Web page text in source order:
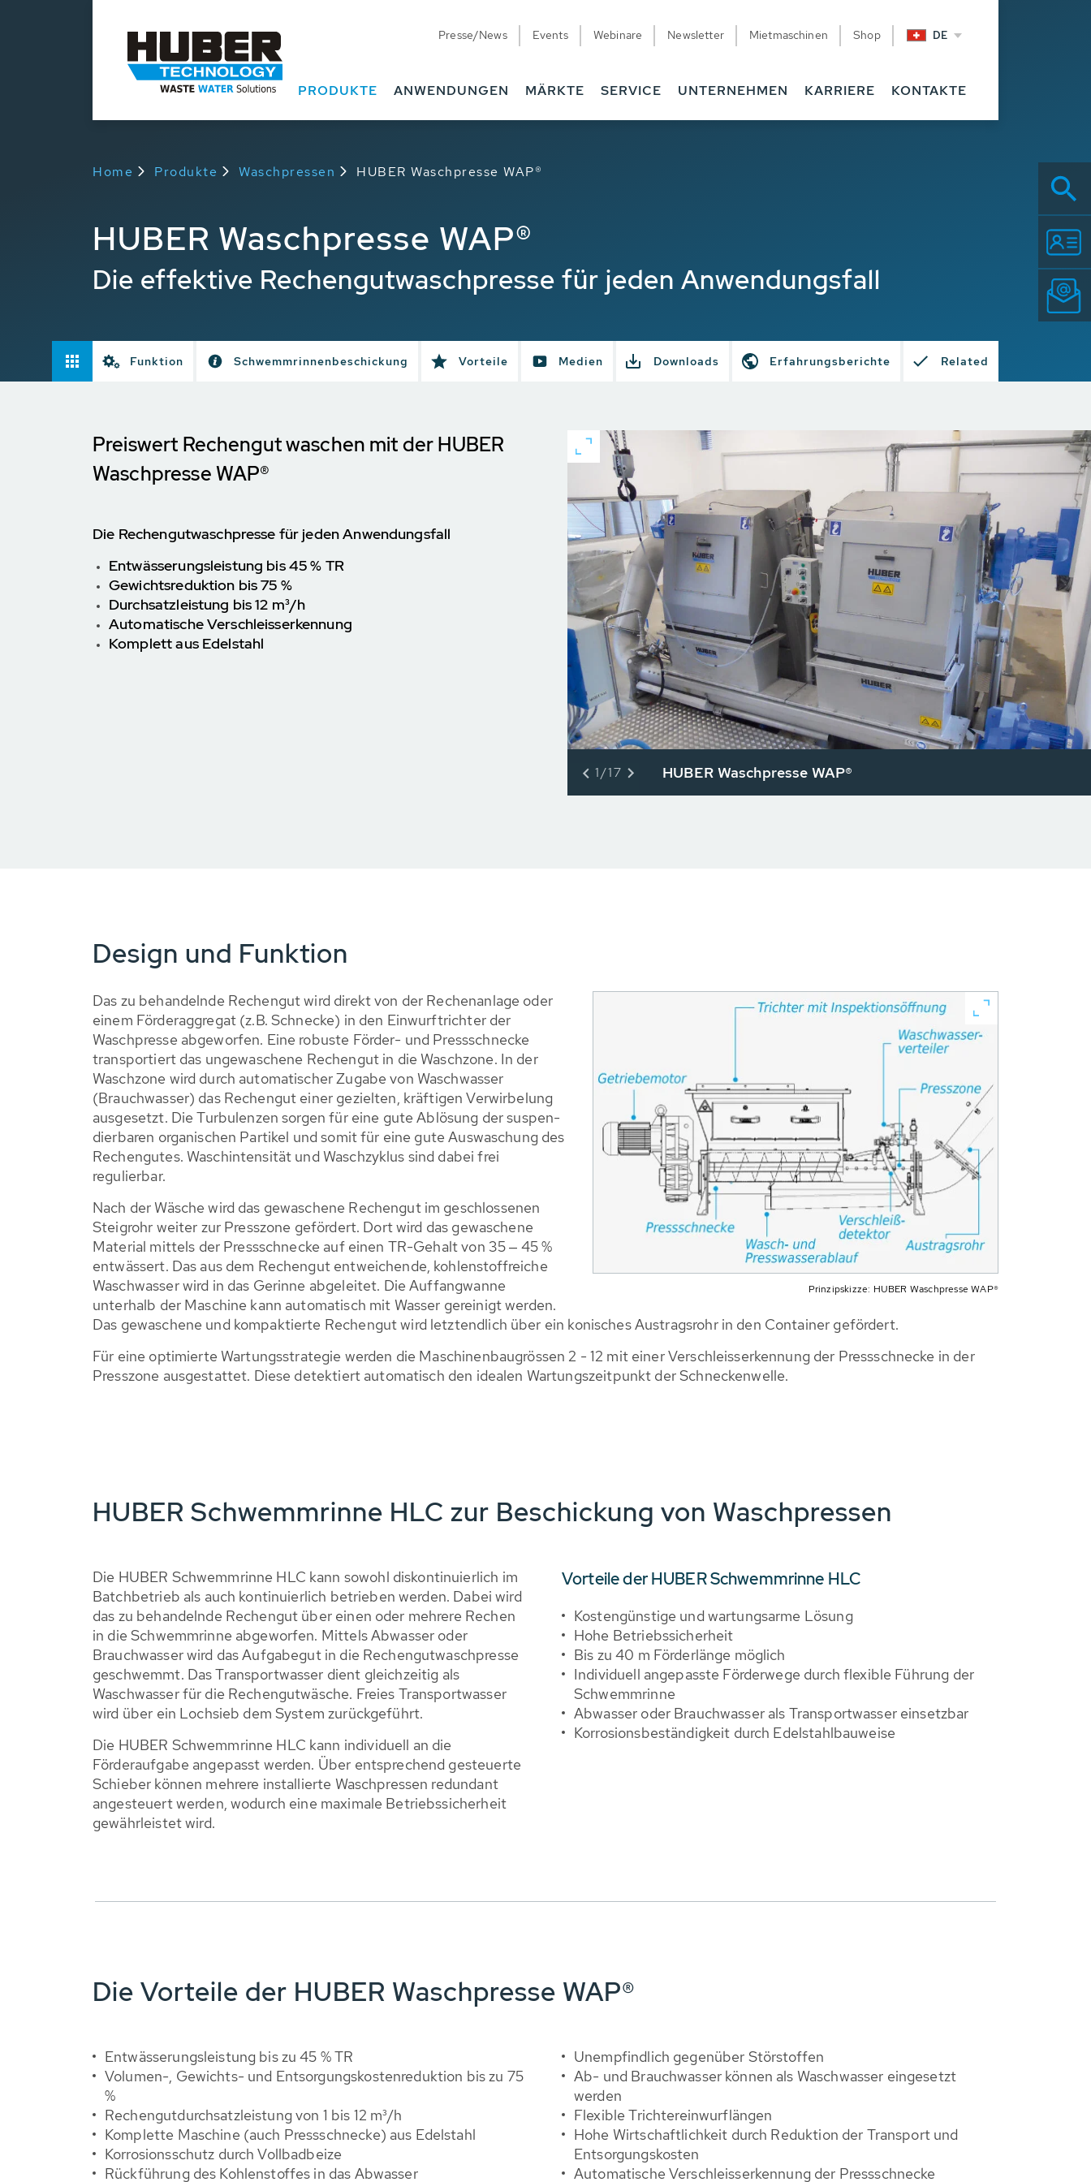
Presse/News Events Webinare Newsletter Mietmaschinen Shop DE
PRODUKTE ANWENDUNGEN MÄRKTE SERVICE UNTERNEHMEN KARRIERE KONTAKTE
Home Produkte Waschpressen HUBER Waschpresse WAP®
HUBER Waschpresse WAP®
Die effektive Rechengutwaschpresse für jeden Anwendungsfall
Funktion Schwemmrinnenbeschickung Vorteile Medien Downloads Erfahrungsberichte Related
Preiswert Rechengut waschen mit der HUBER
Waschpresse WAP®
Die Rechengutwaschpresse für jeden Anwendungsfall
Entwässerungsleistung bis 45 % TR
Gewichtsreduktion bis 75 %
Durchsatzleistung bis 12 m³/h
Automatische Verschleisserkennung
Komplett aus Edelstahl
HUBER Waschpresse WAP®
1/17
Design und Funktion
Prinzipskizze: HUBER Waschpresse WAP®
Das zu behandelnde Rechengut wird direkt von der Rechenanlage oder
einem Förderaggregat (z.B. Schnecke) in den Einwurftrichter der
Waschpresse abgeworfen. Eine robuste Förder- und Pressschnecke
transportiert das ungewaschene Rechengut in die Waschzone. In der
Waschzone wird durch automatischer Zugabe von Waschwasser
(Brauchwasser) das Rechengut einer gezielten, kräftigen Verwirbelung
ausgesetzt. Die Turbulenzen sorgen für eine gute Ablösung der suspen­
dierbaren organischen Partikel und somit für eine gute Auswaschung des
Rechengutes. Waschintensität und Waschzyklus sind dabei frei
regulierbar.
Nach der Wäsche wird das gewaschene Rechengut im geschlossenen
Steigrohr weiter zur Presszone gefördert. Dort wird das gewaschene
Material mittels der Pressschnecke auf einen TR-Gehalt von 35 ‒ 45 %
entwässert. Das aus dem Rechengut entweichende, kohlenstoffreiche
Waschwasser wird in das Gerinne abgeleitet. Die Auffangwanne
unterhalb der Maschine kann automatisch mit Wasser gereinigt werden.
Das gewaschene und kompaktierte Rechengut wird letztendlich über ein konisches Austragsrohr in den Container gefördert.
Für eine optimierte Wartungsstrategie werden die Maschinenbaugrössen 2 - 12 mit einer Verschleisserkennung der Pressschnecke in der
Presszone ausgestattet. Diese detektiert automatisch den idealen Wartungszeitpunkt der Schneckenwelle.
HUBER Schwemmrinne HLC zur Beschickung von Waschpressen
Die HUBER Schwemmrinne HLC kann sowohl diskontinuierlich im
Batchbetrieb als auch kontinuierlich betrieben werden. Dabei wird
das zu behandelnde Rechengut über einen oder mehrere Rechen
in die Schwemmrinne abgeworfen. Mittels Abwasser oder
Brauchwasser wird das Aufgabegut in die Rechengutwaschpresse
geschwemmt. Das Transportwasser dient gleichzeitig als
Waschwasser für die Rechengutwäsche. Freies Transportwasser
wird über ein Lochsieb dem System zurückgeführt.
Die HUBER Schwemmrinne HLC kann individuell an die
Förderaufgabe angepasst werden. Über entsprechend gesteuerte
Schieber können mehrere installierte Waschpressen redundant
angesteuert werden, wodurch eine maximale Betriebssicherheit
gewährleistet wird.
Vorteile der HUBER Schwemmrinne HLC
Kostengünstige und wartungsarme Lösung
Hohe Betriebssicherheit
Bis zu 40 m Förderlänge möglich
Individuell angepasste Förderwege durch flexible Führung der
Schwemmrinne
Abwasser oder Brauchwasser als Transportwasser einsetzbar
Korrosionsbeständigkeit durch Edelstahlbauweise
Die Vorteile der HUBER Waschpresse WAP®
Entwässerungsleistung bis zu 45 % TR
Volumen-, Gewichts- und Entsorgungskostenreduktion bis zu 75
%
Rechengutdurchsatzleistung von 1 bis 12 m³/h
Komplette Maschine (auch Pressschnecke) aus Edelstahl
Korrosionsschutz durch Vollbadbeize
Rückführung des Kohlenstoffes in das Abwasser
Unempfindlich gegenüber Störstoffen
Ab- und Brauchwasser können als Waschwasser eingesetzt
werden
Flexible Trichtereinwurflängen
Hohe Wirtschaftlichkeit durch Reduktion der Transport und
Entsorgungskosten
Automatische Verschleisserkennung der Pressschnecke